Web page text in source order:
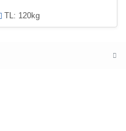
TL: 120kg